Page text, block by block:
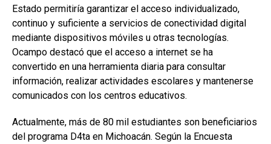
Estado permitiría garantizar el acceso individualizado,
continuo y suficiente a servicios de conectividad digital
mediante dispositivos móviles u otras tecnologías.
Ocampo destacó que el acceso a internet se ha
convertido en una herramienta diaria para consultar
información, realizar actividades escolares y mantenerse
comunicados con los centros educativos.
Actualmente, más de 80 mil estudiantes son beneficiarios
del programa D4ta en Michoacán. Según la Encuesta